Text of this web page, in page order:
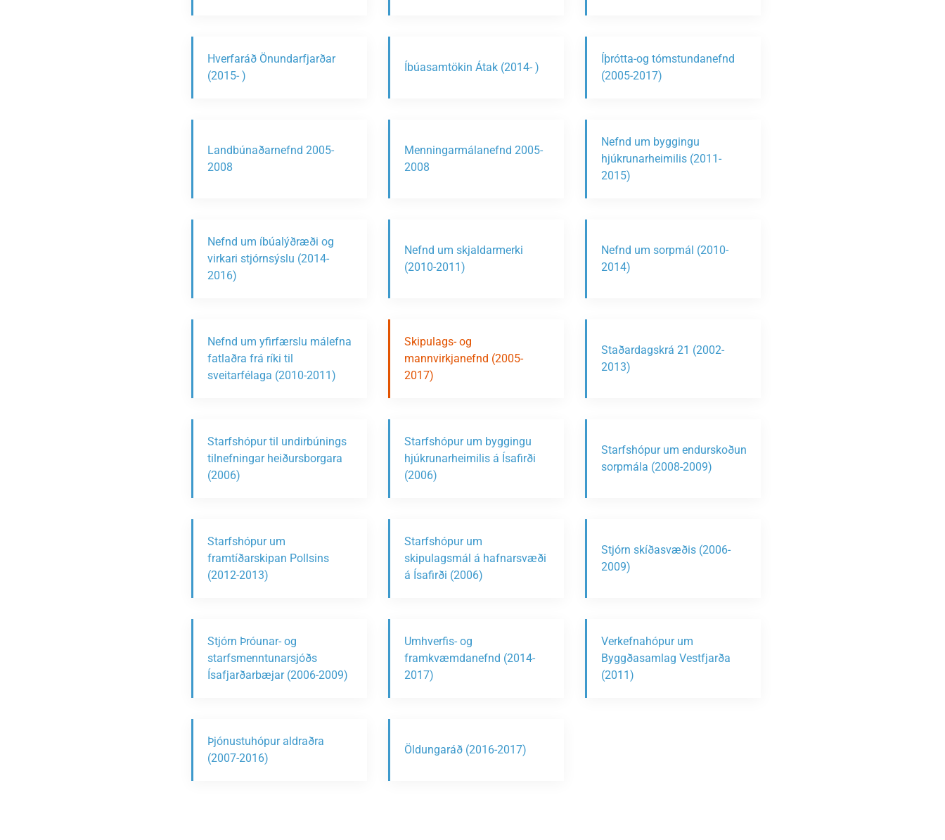
Hverfaráð Önundarfjarðar
(2015- )
Íbúasamtökin Átak (2014- )
Íþrótta-og tómstundanefnd
(2005-2017)
Landbúnaðarnefnd 2005-
2008
Menningarmálanefnd 2005-
2008
Nefnd um byggingu
hjúkrunarheimilis (2011-
2015)
Nefnd um íbúalýðræði og
virkari stjórnsýslu (2014-
2016)
Nefnd um skjaldarmerki
(2010-2011)
Nefnd um sorpmál (2010-
2014)
Nefnd um yfirfærslu málefna
fatlaðra frá ríki til
sveitarfélaga (2010-2011)
Skipulags- og
mannvirkjanefnd (2005-
2017)
Staðardagskrá 21 (2002-
2013)
Starfshópur til undirbúnings
tilnefningar heiðursborgara
(2006)
Starfshópur um byggingu
hjúkrunarheimilis á Ísafirði
(2006)
Starfshópur um endurskoðun
sorpmála (2008-2009)
Starfshópur um
framtíðarskipan Pollsins
(2012-2013)
Starfshópur um
skipulagsmál á hafnarsvæði
á Ísafirði (2006)
Stjórn skíðasvæðis (2006-
2009)
Stjórn Þróunar- og
starfsmenntunarsjóðs
Ísafjarðarbæjar (2006-2009)
Umhverfis- og
framkvæmdanefnd (2014-
2017)
Verkefnahópur um
Byggðasamlag Vestfjarða
(2011)
Þjónustuhópur aldraðra
(2007-2016)
Öldungaráð (2016-2017)